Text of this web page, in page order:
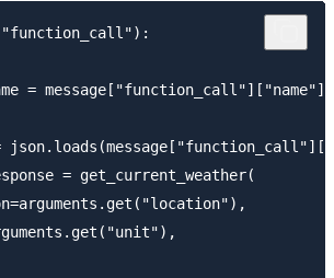
= message["function_call"]["name"]
= get_current_weather(